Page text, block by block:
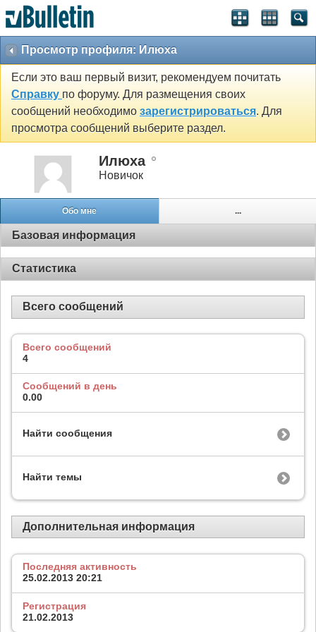
Просмотр профиля: Илюха
Если это ваш первый визит, рекомендуем почитать
Справку по форуму. Для размещения своих
сообщений необходимо зарегистрироваться. Для
просмотра сообщений выберите раздел.
Илюха
Новичок
Обо мне ...
Базовая информация
Статистика
Всего сообщений
Всего сообщений
4
Сообщений в день
0.00
Найти сообщения
Найти темы
Дополнительная информация
Последняя активность
25.02.2013 20:21
Регистрация
21.02.2013